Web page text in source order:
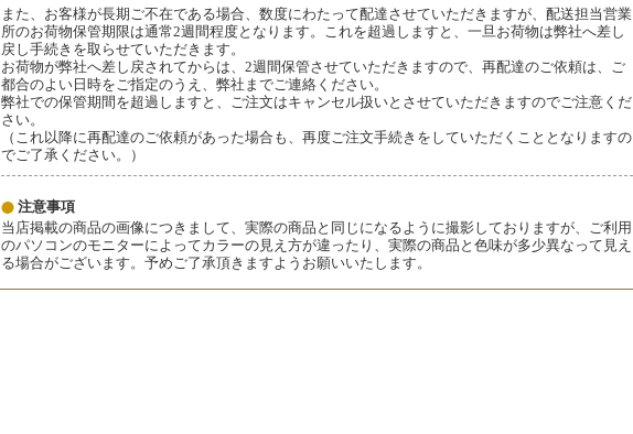
また、お客様が長期ご不在である場合、数度にわたって配達させていただきますが、配送担当営業
所のお荷物保管期限は通常2週間程度となります。これを超過しますと、一旦お荷物は弊社へ差し
戻し手続きを取らせていただきます。
お荷物が弊社へ差し戻されてからは、2週間保管させていただきますので、再配達のご依頼は、ご
都合のよい日時をご指定のうえ、弊社までご連絡ください。
弊社での保管期間を超過しますと、ご注文はキャンセル扱いとさせていただきますのでご注意くだ
さい。
（これ以降に再配達のご依頼があった場合も、再度ご注文手続きをしていただくこととなりますの
でご了承ください。）
注意事項
当店掲載の商品の画像につきまして、実際の商品と同じになるように撮影しておりますが、ご利用
のパソコンのモニターによってカラーの見え方が違ったり、実際の商品と色味が多少異なって見え
る場合がございます。予めご了承頂きますようお願いいたします。